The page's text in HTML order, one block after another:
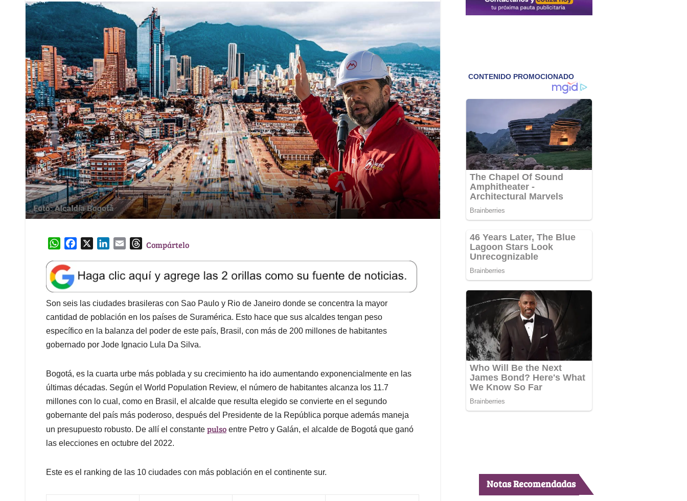
W
a
t
s
A
p
p
e
b
o
o
k
k
e
d
I
n
l
T
e
a
d
s
Compártelo
Son seis las ciudades brasileras con Sao Paulo y Rio de Janeiro donde se concentra la mayor
cantidad de población en los países de Suramérica. Esto hace que sus alcaldes tengan peso
específico en la balanza del poder de este país, Brasil, con más de 200 millones de habitantes
gobernado por Jode Ignacio Lula Da Silva.
Bogotá, es la cuarta urbe más poblada y su crecimiento ha ido aumentando exponencialmente en las
últimas décadas. Según el World Population Review, el número de habitantes alcanza los 11.7
millones con lo cual, como en Brasil, el alcalde que resulta elegido se convierte en el segundo
gobernante del país más poderoso, después del Presidente de la República porque además maneja
un presupuesto robusto. De allí el constante pulso entre Petro y Galán, el alcalde de Bogotá que ganó
las elecciones en octubre del 2022.
Este es el ranking de las 10 ciudades con más población en el continente sur.
Notas Recomendadas